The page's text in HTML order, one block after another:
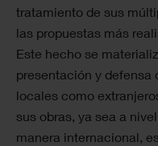
tratamiento de sus
las propuestas más
Este hecho se
presentación y defensa
locales como
sus obras, ya sea a
manera internacional,